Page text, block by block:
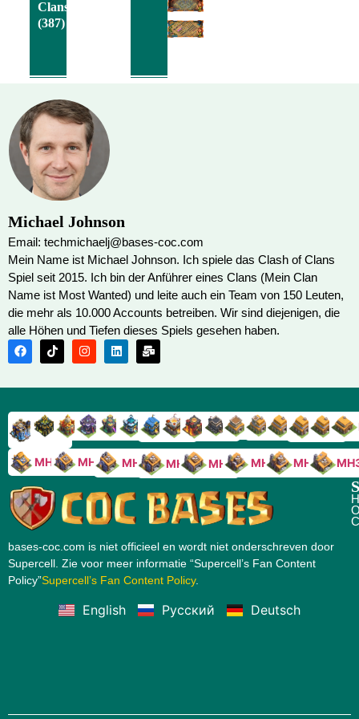
Clans
(387)
Michael Johnson
Email: techmichaelj@bases-coc.com
Mein Name ist Michael Johnson. Ich spiele das Clash of Clans
Spiel seit 2015. Ich bin der Anführer eines Clans (Mein Clan
Name ist Most Wanted) und leite auch ein Team von 150 Leuten,
die mehr als 10.000 Accounts betreiben. Wir sind diejenigen, die
alle Höhen und Tiefen dieses Spiels gesehen haben.
RH18RH17RH16RH15RH14RH13RH12RH11RH10RH9RH8RH7RH6RH5RH4
MH10 MH9 MH8 MH7 MH6 MH5 MH4
bases-coc.com is niet officieel en wordt niet onderschreven door
Supercell. Zie voor meer informatie “Supercell’s Fan Content
Policy”Supercell’s Fan Content Policy.
English Русский Deutsch